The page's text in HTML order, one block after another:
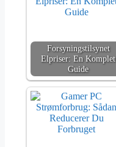
Forsyningstilsynet
Elpriser: En Komplet
Guide